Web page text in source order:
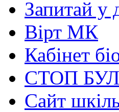
Запитай у
Вірт МК
Кабінет
СТОП
Сайт